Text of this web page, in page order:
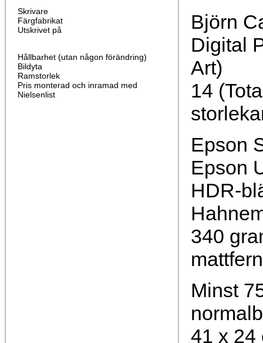
Skrivare
Färgfabrikat
Utskrivet på
Hållbarhet (utan någon förändring)
Bildyta
Ramstorlek
Pris monterad och inramad med
Nielsenlist
Björn
Digital
Art)
14
Epson
Epson
HDR-
340
Minst
41 x 24